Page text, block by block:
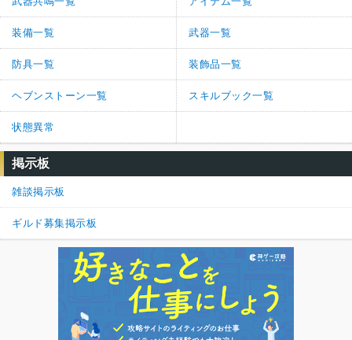
装備一覧 武器一覧
防具一覧 装飾品一覧
ヘブンストーン一覧 スキルブック一覧
状態異常
掲示板
雑談掲示板
ギルド募集掲示板